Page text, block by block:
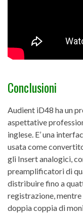
Conclusioni
Audient iD48 ha un
aspettative
inglese. E’ una
usata come
gli Insert analogici,
preamplificatori di
distribuire fino a
registrazione,
doppia coppia di